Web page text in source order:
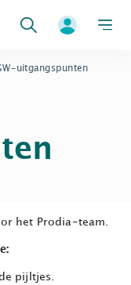
Zoeken
uitgangspunten
het Prodia-team.
pijltjes.